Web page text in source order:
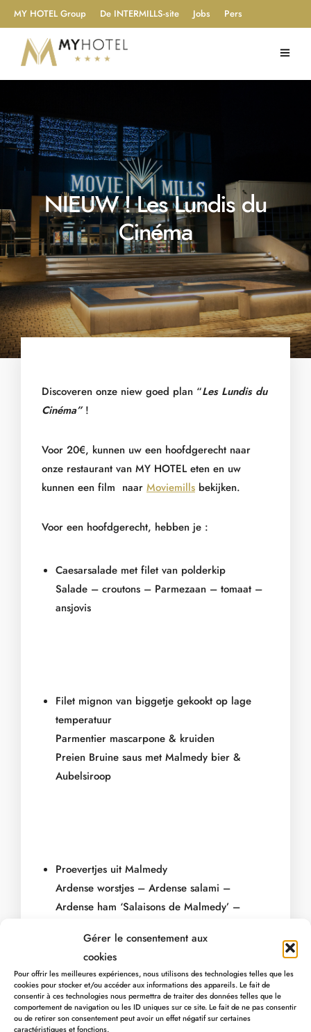
Gérer le consentement aux
cookies
Pour offrir les meilleures expériences, nous utilisons des technologies telles que les
cookies pour stocker et/ou accéder aux informations des appareils. Le fait de
consentir à ces technologies nous permettra de traiter des données telles que le
comportement de navigation ou les ID uniques sur ce site. Le fait de ne pas consentir
ou de retirer son consentement peut avoir un effet négatif sur certaines
caractéristiques et fonctions.
MY HOTEL Group De INTERMILLS-site Jobs Pers
NIEUW ! Les Lundis du
Cinéma
Discoveren onze niew goed plan “Les Lundis du
Cinéma”!
Voor 20€, kunnen uw een hoofdgerecht naar
onze restaurant van MY HOTEL eten en uw
kunnen een film naar Moviemills bekijken.
Voor een hoofdgerecht, hebben je :
Caesarsalade met filet van polderkip
Salade – croutons – Parmezaan – tomaat –
ansjovis
Filet mignon van biggetje gekookt op lage
temperatuur
Parmentier mascarpone & kruiden
Preien Bruine saus met Malmedy bier &
Aubelsiroop
Proevertjes uit Malmedy
Ardense worstjes – Ardense salami –
Ardense ham ‘Salaisons de Malmedy’ –
Grandes Fagnes – witte pens